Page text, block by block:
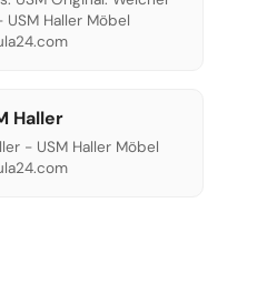
Haller Möbel
Haller
- USM Haller Möbel